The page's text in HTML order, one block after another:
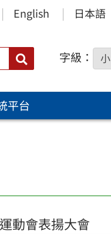
English 日本語
搜
尋：
字級： 小
平台
動會表揚大會